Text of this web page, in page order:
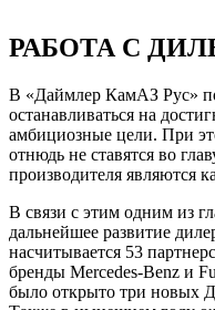
РАБОТА С
В «Даймлер КамАЗ Рус»
останавливаться на
амбициозные цели. При
отнюдь не ставятся во
производителя являются
В связи с этим одним из
дальнейшее развитие
насчитывается 53
бренды Mercedes-Benz и
было открыто три новых